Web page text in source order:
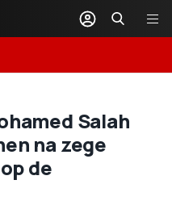
Salah
na zege
de